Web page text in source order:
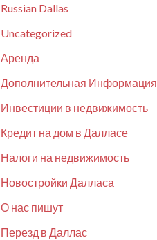
Russian Dallas
Uncategorized
Аренда
Дополнительная Информация
Инвестиции в недвижимость
Кредит на дом в Далласе
Налоги на недвижимость
Новостройки Далласа
О нас пишут
Перезд в Даллас